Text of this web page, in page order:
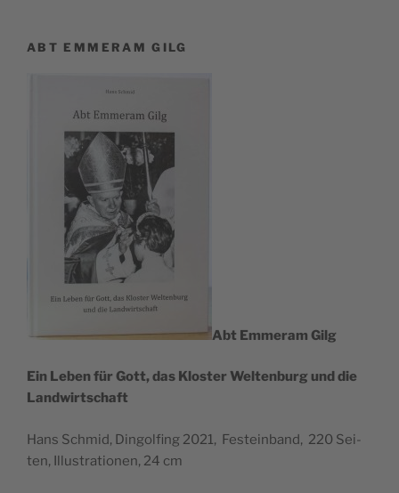
ABT EMMERAM GILG
Abt Emmer­am Gilg
Ein Leben für Gott, das Klos­ter Wel­ten­burg und die
Landwirtschaft
Hans Schmid, Din­gol­fing 2021, Fest­ein­band, 220 Sei­
ten, Illus­tra­tio­nen, 24 cm